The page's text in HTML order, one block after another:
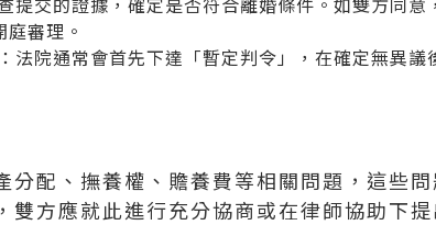
審理。
：法院通常會首先下達「暫定判令」，在確定無異
分配、撫養權、贍養費等相關問題，這些
雙方應就此進行充分協商或在律師協助下